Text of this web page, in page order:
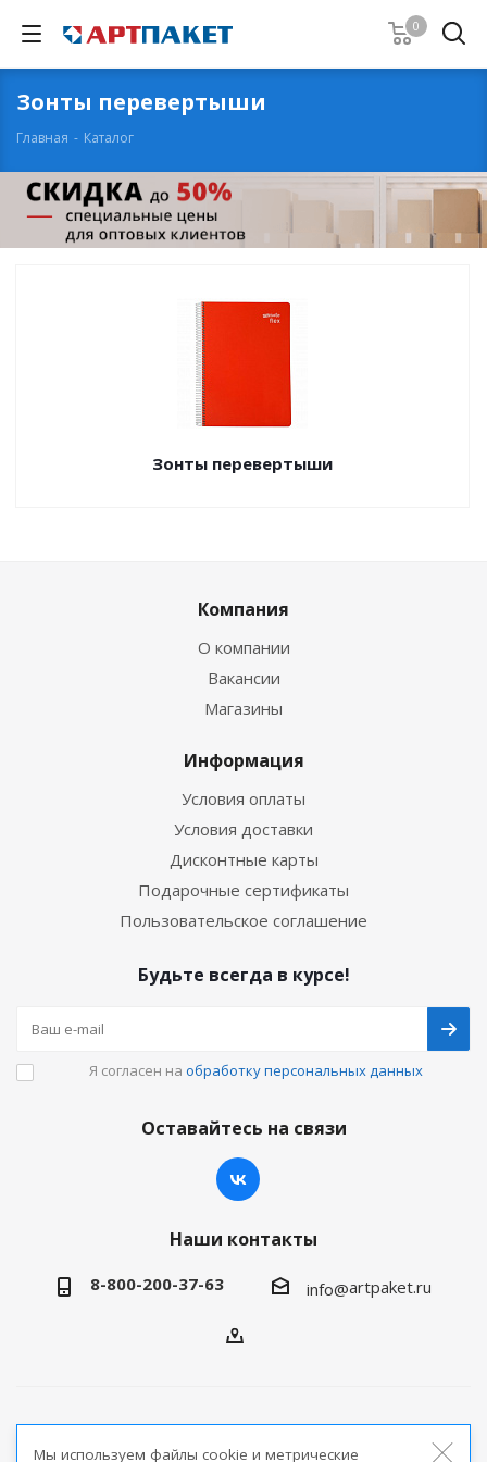
0
Зонты перевертыши
Главная - Каталог
Зонты перевертыши
Компания
О компании
Вакансии
Магазины
Информация
Условия оплаты
Условия доставки
Дисконтные карты
Подарочные сертификаты
Пользовательское соглашение
Будьте всегда в курсе!
Я согласен на обработку персональных данных
Оставайтесь на связи
Наши контакты
8-800-200-37-63 info@artpaket.ru
Мы используем файлы cookie и метрические